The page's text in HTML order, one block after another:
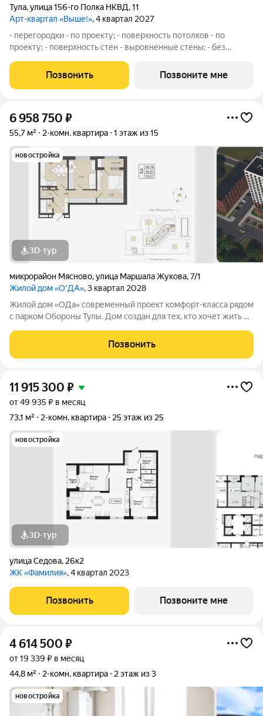
Тула,улица 156-го Полка НКВД,11
Арт-квартал «Выше!», 4 квартал 2027
- перегородки - по проекту; - поверхность потолков - по
проекту; - поверхность стен - выровненные стены; - без
проекту; - окна ПВХ в соответствии с проектом; - холодное и
горячее водоснабжение
Позвонить Позвоните мне
6 958 750 ₽
55,7 м² 2-комн. квартира 1 этаж из 15
новостройка
3D-тур
микрорайон Мясново,улица Маршала Жукова,7/1
Жилой дом «О'ДА», 3 квартал 2028
Жилой дом «ОДа» современный проект комфорт-класса рядом
с парком Обороны Тулы. Дом создан для тех, кто хочет жить в
преимущество Дом
Позвонить
11 915 300 ₽
от 49 935 ₽ в месяц
73,1 м²
2-комн. квартира 25 этаж из 25
новостройка
3D-тур
улица Седова, 26к2
ЖК «Фамилия», 4 квартал 2023
Позвонить Позвоните мне
4 614 500 ₽
от 19 339 ₽ в месяц
44,8 м²
2-комн. квартира 2 этаж из 3
новостройка